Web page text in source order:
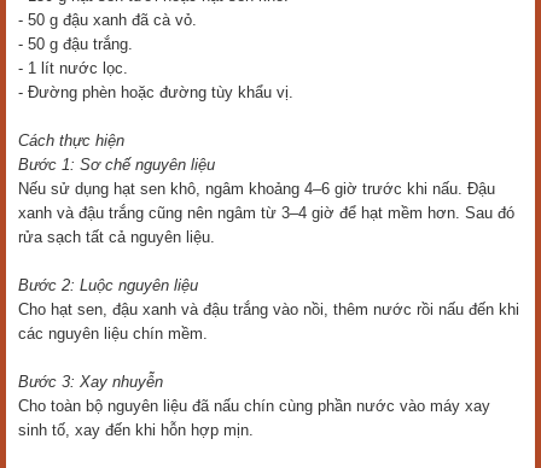
- 50 g đậu xanh đã cà vỏ.
- 50 g đậu trắng.
- 1 lít nước lọc.
- Đường phèn hoặc đường tùy khẩu vị.
Cách thực hiện
Bước 1: Sơ chế nguyên liệu
Nếu sử dụng hạt sen khô, ngâm khoảng 4–6 giờ trước khi nấu. Đậu
xanh và đậu trắng cũng nên ngâm từ 3–4 giờ để hạt mềm hơn. Sau đó
rửa sạch tất cả nguyên liệu.
Bước 2: Luộc nguyên liệu
Cho hạt sen, đậu xanh và đậu trắng vào nồi, thêm nước rồi nấu đến khi
các nguyên liệu chín mềm.
Bước 3: Xay nhuyễn
Cho toàn bộ nguyên liệu đã nấu chín cùng phần nước vào máy xay
sinh tố, xay đến khi hỗn hợp mịn.